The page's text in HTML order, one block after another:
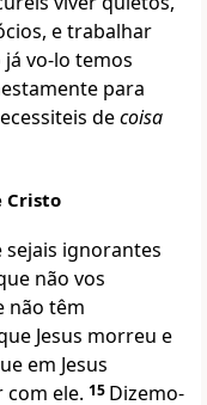
e trabalhar
vo-lo temos
para
decoisa
Cristo
ignorantes
não vos
não têm
Jesus morreu e
em Jesus
ele. 15 Dizemo-